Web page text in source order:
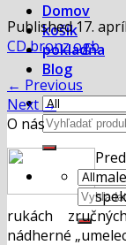
Domov
košík
pokladňa
Blog
Hľadať:
Hľadať:
Published17.
CD bronz ogb
← Previous
Next →
O nás
rukách
nádherné